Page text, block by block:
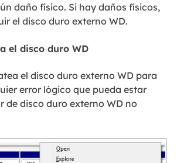
daño físico. Si hay daños físicos,
el disco duro externo WD.
el disco duro WD
el disco duro externo WD para
error lógico que pueda estar
de disco duro externo WD no